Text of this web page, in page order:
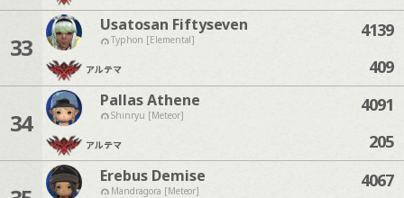
33
Usatosan Fiftyseven
Typhon [Elemental]
アルテマ
4139
409
34
Pallas Athene
Shinryu [Meteor]
アルテマ
4091
205
Erebus Demise
Mandragora [Meteor] 4067